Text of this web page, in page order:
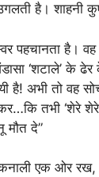
है। शाहनी
पहचानता है।
‘शटाले’ के
है! अभी तो वह
तभी ‘शेरे
मौत दे”
एक ओर रख,